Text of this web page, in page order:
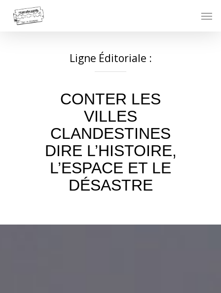
Skip
Ligne Éditoriale :
CONTER LES
VILLES
CLANDESTINES
DIRE L’HISTOIRE,
L’ESPACE ET LE
DÉSASTRE